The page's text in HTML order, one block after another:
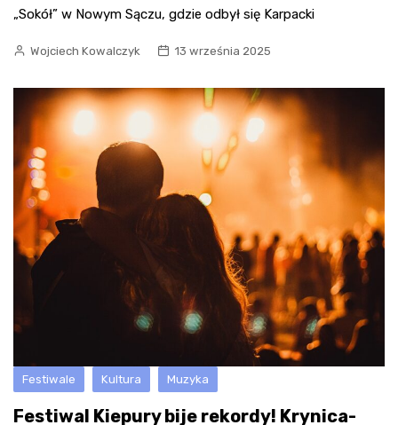
„Sokół” w Nowym Sączu, gdzie odbył się Karpacki
Wojciech Kowalczyk 13 września 2025
Festiwale Kultura Muzyka
Festiwal Kiepury bije rekordy! Krynica-